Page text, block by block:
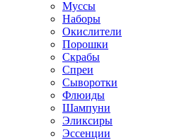
Муссы
Наборы
Окислители
Порошки
Скрабы
Спреи
Сыворотки
Флюиды
Шампуни
Эликсиры
Эссенции